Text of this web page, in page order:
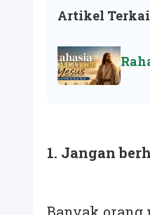
Artikel
1. Jangan
Banyak orang